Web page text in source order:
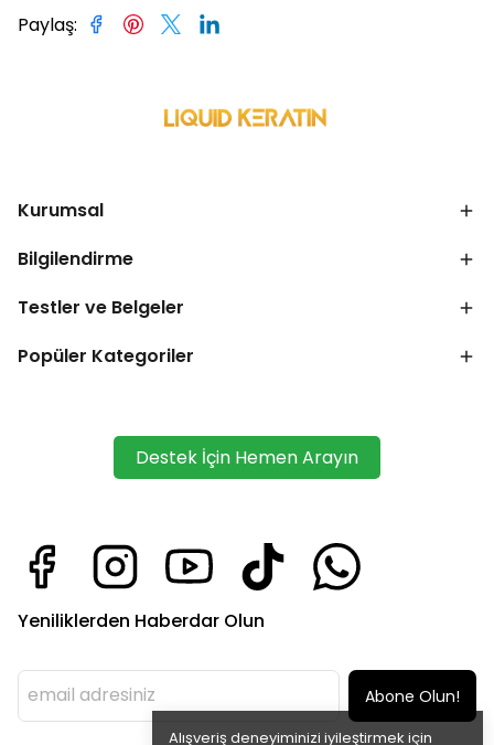
Alışveriş deneyiminizi iyileştirmek için
Paylaş:
Kurumsal
Bilgilendirme
Testler ve Belgeler
Popüler Kategoriler
Destek İçin Hemen Arayın
Yeniliklerden Haberdar Olun
Abone Olun!